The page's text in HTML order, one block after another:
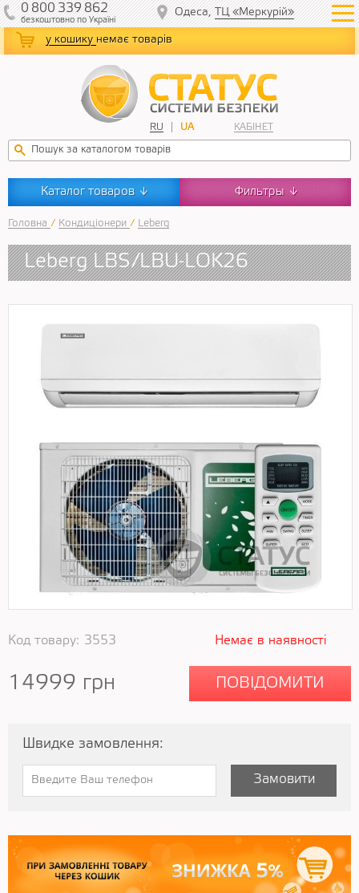
у кошику немає товарів
RU UA КАБІНЕТ
0 800 339 862
безкоштовнопо Україні
Одеса, ТЦ «Меркурій»
Каталог товаров ↓ Фильтры ↓
Головна / Кондиціонери / Leberg
Leberg LBS/LBU-LOK26
Код товару: 3553 Немає в наявності
14999 грн ПОВІДОМИТИ
Швидке замовлення:
Замовити